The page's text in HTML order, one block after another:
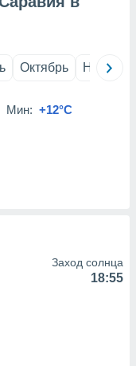
Октябрь Ноябрь
Мин: +12°C
Заход солнца
18:55